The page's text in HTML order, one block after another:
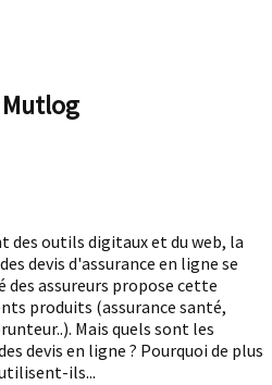
des outils digitaux et du web, la
devis d'assurance en ligne se
des assureurs propose cette
produits (assurance santé,
Mais quels sont les
devis en ligne ? Pourquoi de plus
ils...